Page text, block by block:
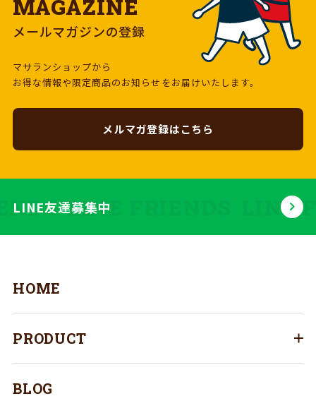
MAGAZINE
メールマガジンの登録
マサランショップから
お得な情報や限定商品のお知らせをお届けいたします。
メルマガ登録はこちら
LINE FRIENDS LINE
LINE友達募集中
HOME
PRODUCT
BLOG